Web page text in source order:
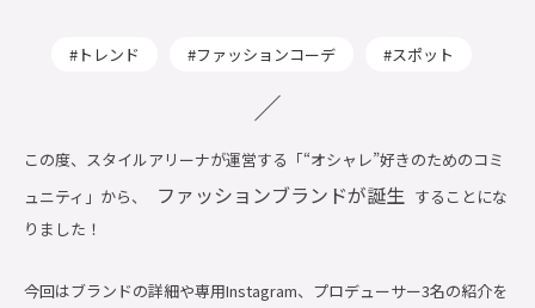
トレンド ファッションコーデ スポット
この度、スタイルアリーナが運営する「“オシャレ”好きのためのコミ
ュニティ」から、
ファッションブランドが誕生 することにな
りました！
今回はブランドの詳細や専用Instagram、プロデューサー3名の紹介を